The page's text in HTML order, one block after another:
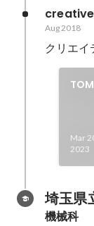
Aug 2018
クリエイ
Mar
2023
埼玉県
機械科